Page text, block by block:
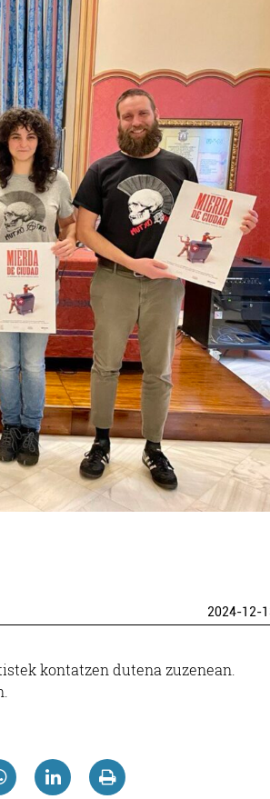
2024-12-
kontatzen dutena zuzenean.